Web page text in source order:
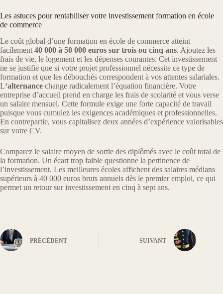
Les astuces pour rentabiliser votre investissement formation en école
de commerce
Le coût global d’une formation en école de commerce atteint
facilement 40 000 à 50 000 euros sur trois ou cinq ans. Ajoutez les
frais de vie, le logement et les dépenses courantes. Cet investissement
ne se justifie que si votre projet professionnel nécessite ce type de
formation et que les débouchés correspondent à vos attentes salariales.
L‘alternance change radicalement l’équation financière. Votre
entreprise d’accueil prend en charge les frais de scolarité et vous verse
un salaire mensuel. Cette formule exige une forte capacité de travail
puisque vous cumulez les exigences académiques et professionnelles.
En contrepartie, vous capitalisez deux années d’expérience valorisables
sur votre CV.
Comparez le salaire moyen de sortie des diplômés avec le coût total de
la formation. Un écart trop faible questionne la pertinence de
l’investissement. Les meilleures écoles affichent des salaires médians
supérieurs à 40 000 euros bruts annuels dès le premier emploi, ce qui
permet un retour sur investissement en cinq à sept ans.
PRÉCÉDENT SUIVANT